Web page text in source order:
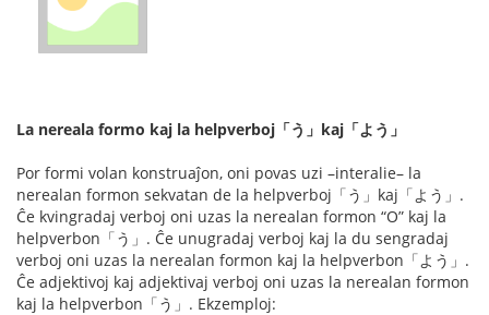
La nereala formo kaj la helpverboj「う」kaj「よう」
Por formi volan konstruaĵon, oni povas uzi –interalie– la
nerealan formon sekvatan de la helpverboj「う」kaj「よう」.
Ĉe kvingradaj verboj oni uzas la nerealan formon “O” kaj la
helpverbon「う」. Ĉe unugradaj verboj kaj la du sengradaj
verboj oni uzas la nerealan formon kaj la helpverbon「よう」.
Ĉe adjektivoj kaj adjektivaj verboj oni uzas la nerealan formon
kaj la helpverbon「う」. Ekzemploj: